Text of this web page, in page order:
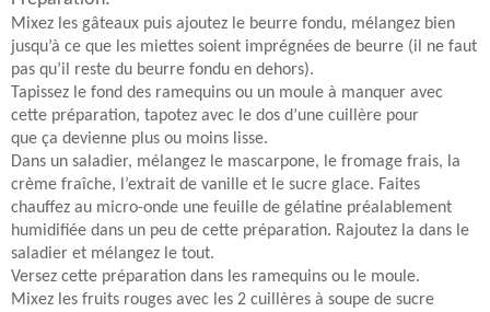
Mixez les gâteaux puis ajoutez le beurre fondu, mélangez bien
jusqu’à ce que les miettes soient imprégnées de beurre (il ne faut
pas qu’il reste du beurre fondu en dehors).
Tapissez le fond des ramequins ou un moule à manquer avec
cette préparation, tapotez avec le dos d’une cuillère pour
que ça devienne plus ou moins lisse.
Dans un saladier, mélangez le mascarpone, le fromage frais, la
crème fraîche, l’extrait de vanille et le sucre glace. Faites
chauffez au micro-onde une feuille de gélatine préalablement
humidifiée dans un peu de cette préparation. Rajoutez la dans le
saladier et mélangez le tout.
Versez cette préparation dans les ramequins ou le moule.
Mixez les fruits rouges avec les 2 cuillères à soupe de sucre